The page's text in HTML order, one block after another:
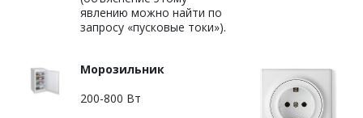
явлению можно найти по
запросу «пусковые токи»).
Морозильник
200-800 Вт